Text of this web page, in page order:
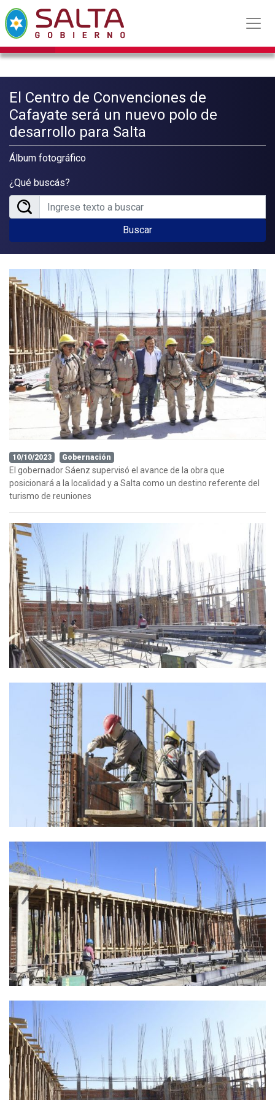
El Centro de Convenciones de
Cafayate será un nuevo polo de
desarrollo para Salta
Álbum fotográfico
¿Qué buscás?
Buscar
10/10/2023 Gobernación
El gobernador Sáenz supervisó el avance de la obra que
posicionará a la localidad y a Salta como un destino referente del
turismo de reuniones